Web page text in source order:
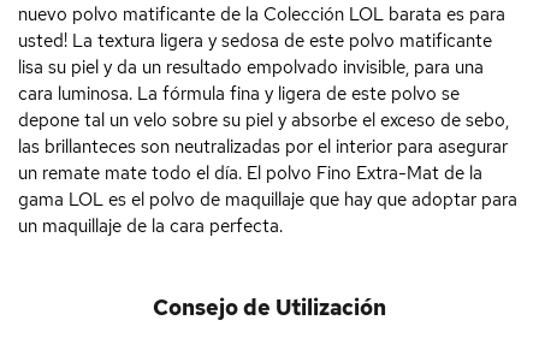
nuevo polvo matificante de la Colección LOL barata es para
usted! La textura ligera y sedosa de este polvo matificante
lisa su piel y da un resultado empolvado invisible, para una
cara luminosa. La fórmula fina y ligera de este polvo se
depone tal un velo sobre su piel y absorbe el exceso de sebo,
las brillanteces son neutralizadas por el interior para asegurar
un remate mate todo el día. El polvo Fino Extra-Mat de la
gama LOL es el polvo de maquillaje que hay que adoptar para
un maquillaje de la cara perfecta.
Consejo de Utilización